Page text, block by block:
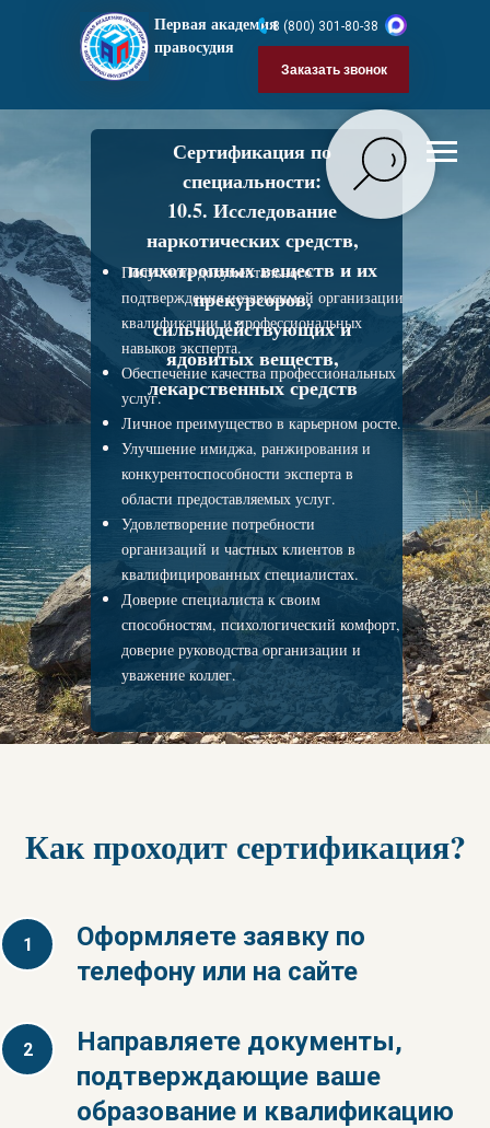
Первая академия
правосудия
Заказать звонок
8 (800) 301-80-38
Сертификация по
специальности:
10.5. Исследование
наркотических средств,
психотропных веществ и их
прекурсоров,
сильнодействующих и
ядовитых веществ,
лекарственных средств
Получение документального
подтверждения независимой организации
квалификации и профессиональных
навыков эксперта.
Обеспечение качества профессиональных
услуг.
Личное преимущество в карьерном росте.
Улучшение имиджа, ранжирования и
конкурентоспособности эксперта в
области предоставляемых услуг.
Удовлетворение потребности
организаций и частных клиентов в
квалифицированных специалистах.
Доверие специалиста к своим
способностям, психологический комфорт,
доверие руководства организации и
уважение коллег.
Как проходит сертификация?
Оформляете заявку по
телефону или на сайте
Направляете документы,
подтверждающие ваше
образование и квалификацию